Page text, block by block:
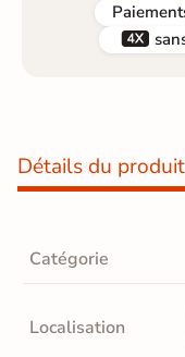

Détails du produit
Catégorie
Localisation